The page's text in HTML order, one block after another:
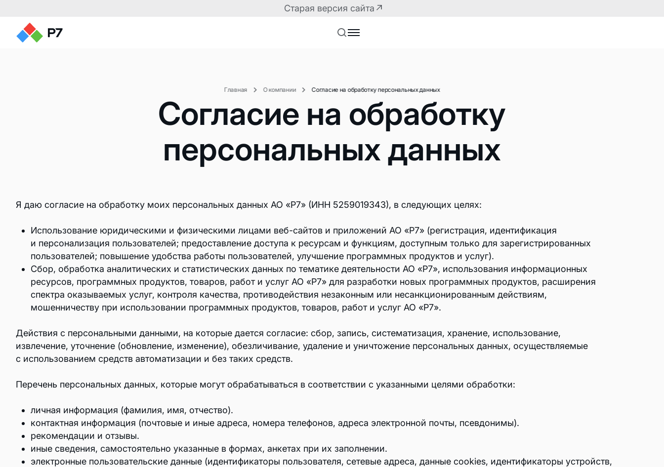
Редактор схем
Решения для разработчиков
Корпоративные коммуникации
Команда
Почта: базовое решение
Защищенное хранилище документов для совместной работы
Диск
Онлайн-редакторы для совместной работы
Командная работа
Пространство
Корпоративный сервер
Проекты
Страницы
ИИ-ассистент
Умный диктофон
Старая версия сайта
Главная О компании Согласие на обработку персональных данных
Согласие на обработку
персональных данных
Я даю согласие на обработку моих персональных данных АО «Р7» (ИНН 5259019343), в следующих целях:
Использование юридическими и физическими лицами веб-сайтов и приложений АО «Р7» (регистрация, идентификация
и персонализация пользователей; предоставление доступа к ресурсам и функциям, доступным только для зарегистрированных
пользователей; повышение удобства работы пользователей, улучшение программных продуктов и услуг).
Сбор, обработка аналитических и статистических данных по тематике деятельности АО «Р7», использования информационных
ресурсов, программных продуктов, товаров, работ и услуг АО «Р7» для разработки новых программных продуктов, расширения
спектра оказываемых услуг, контроля качества, противодействия незаконным или несанкционированным действиям,
мошенничеству при использовании программных продуктов, товаров, работ и услуг АО «Р7».
Действия с персональными данными, на которые дается согласие: сбор, запись, систематизация, хранение, использование,
извлечение, уточнение (обновление, изменение), обезличивание, удаление и уничтожение персональных данных, осуществляемые
с использованием средств автоматизации и без таких средств.
Перечень персональных данных, которые могут обрабатываться в соответствии с указанными целями обработки:
личная информация (фамилия, имя, отчество).
контактная информация (почтовые и иные адреса, номера телефонов, адреса электронной почты, псевдонимы).
рекомендации и отзывы.
иные сведения, самостоятельно указанные в формах, анкетах при их заполнении.
электронные пользовательские данные (идентификаторы пользователя, сетевые адреса, данные cookies, идентификаторы устройств,